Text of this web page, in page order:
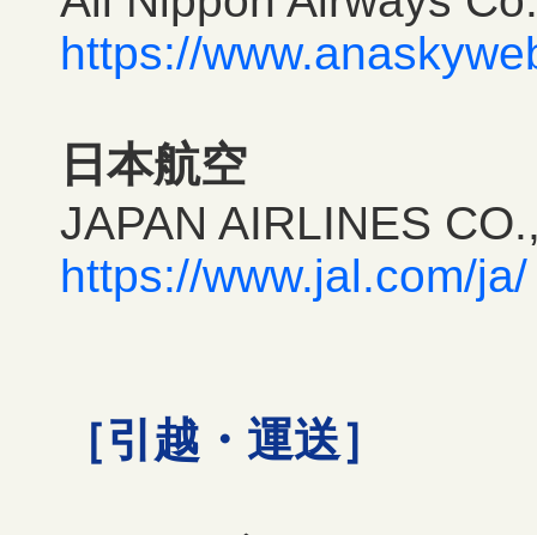
https://
日本航空
JAPAN AIRLINES
https://www.jal.com/ja/
［引越・運送］